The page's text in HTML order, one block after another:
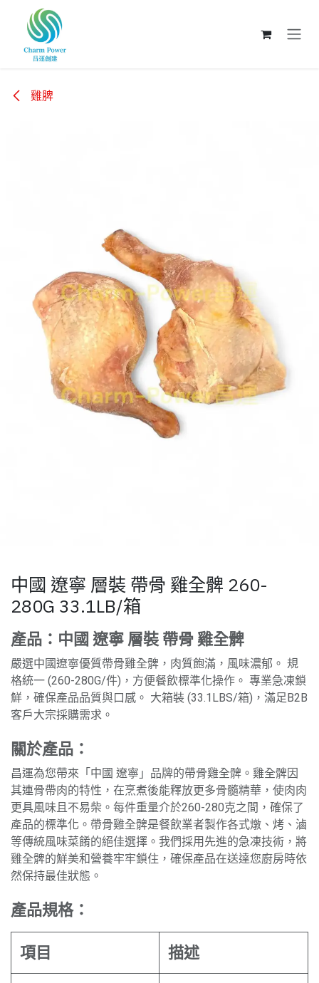
跳至內容
雞脾
中國 遼寧 層裝 帶骨 雞全髀 260-
280G 33.1LB/箱
產品：中國 遼寧 層裝 帶骨 雞全髀
嚴選中國遼寧優質帶骨雞全髀，肉質飽滿，風味濃郁。 規
格統一 (260-280G/件)，方便餐飲標準化操作。 專業急凍鎖
鮮，確保產品品質與口感。 大箱裝 (33.1LBS/箱)，滿足B2B
客戶大宗採購需求。
關於產品：
昌運為您帶來「中國 遼寧」品牌的帶骨雞全髀。雞全髀因
其連骨帶肉的特性，在烹煮後能釋放更多骨髓精華，使肉肉
更具風味且不易柴。每件重量介於260-280克之間，確保了
產品的標準化。帶骨雞全髀是餐飲業者製作各式燉、烤、滷
等傳統風味菜餚的絕佳選擇。我們採用先進的急凍技術，將
雞全髀的鮮美和營養牢牢鎖住，確保產品在送達您廚房時依
然保持最佳狀態。
產品規格：
項目 描述